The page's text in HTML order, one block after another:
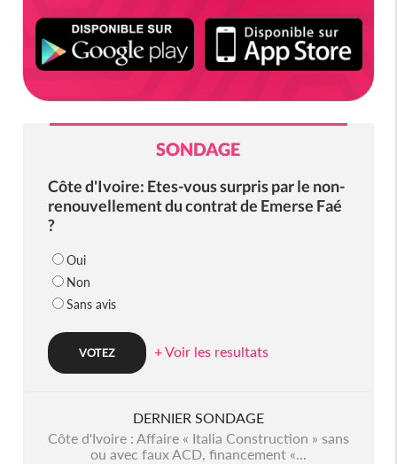
SONDAGE
Côte d'Ivoire: Etes-vous surpris par le non-
renouvellement du contrat de Emerse Faé
?
Oui
Non
Sans avis
+ Voir les resultats
DERNIER SONDAGE
Côte d'Ivoire : Affaire « Italia Construction » sans
ou avec faux ACD, financement «...